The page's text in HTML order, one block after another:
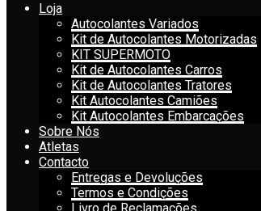
Loja
Autocolantes Variados
Kit de Autocolantes Motorizadas
KIT SUPERMOTO
Kit de Autocolantes Carros
Kit de Autocolantes Tratores
Kit Autocolantes Camiões
Kit Autocolantes Embarcações
Sobre Nós
Atletas
Contacto
Entregas e Devoluções
Termos e Condições